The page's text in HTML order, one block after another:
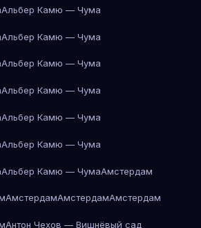
Альбер Камю — Чума
Альбер Камю — Чума
Альбер Камю — Чума
Альбер Камю — Чума
Альбер Камю — Чума
Альбер Камю — Чума
Альбер Камю — ЧумаАмстердам
АмстердамАмстердамАмстердам
Антон Чехов — Вишнёвый сад